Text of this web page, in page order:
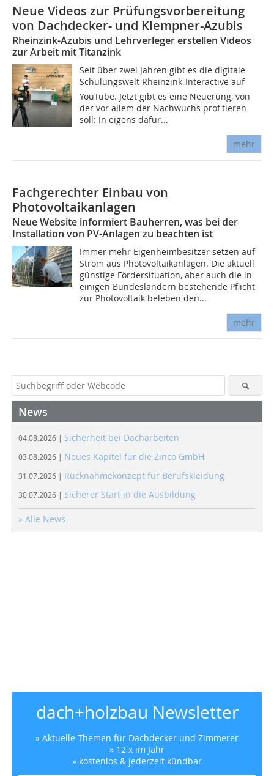
Neue Videos zur Prüfungsvorbereitung
von Dachdecker- und Klempner-Azubis
Rheinzink-Azubis und Lehrverleger erstellen Videos
zur Arbeit mit Titanzink
Seit über zwei Jahren gibt es die digitale
Schulungswelt Rheinzink-Interactive auf
YouTube. Jetzt gibt es eine Neuerung, von
der vor allem der Nachwuchs profitieren
soll: In eigens dafür...
mehr
Fachgerechter Einbau von
Photovoltaikanlagen
Neue Website informiert Bauherren, was bei der
Installation von PV-Anlagen zu beachten ist
Immer mehr Eigenheimbesitzer setzen auf
Strom aus Photovoltaikanlagen. Die aktuell
günstige Fördersituation, aber auch die in
einigen Bundesländern bestehende Pflicht
zur Photovoltaik beleben den...
mehr
News
04.08.2026 | Sicherheit bei Dacharbeiten
03.08.2026 | Neues Kapitel für die Zinco GmbH
31.07.2026 | Rücknahmekonzept für Berufskleidung
30.07.2026 | Sicherer Start in die Ausbildung
» Alle News
dach+holzbau Newsletter
» Aktuelle Themen für Dachdecker und Zimmerer
» 12 x im Jahr
» kostenlos & jederzeit kündbar